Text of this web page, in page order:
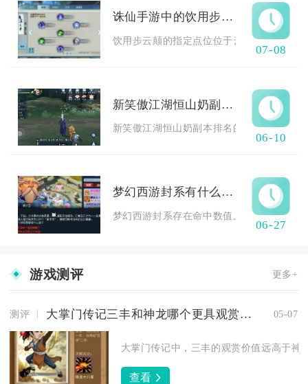
诛仙手游中的饮用步云颠在什么地方
饮用步云颠的指定点位位于云梦川地图空
07-08
新笑傲江湖恒山奶副本的排名有何意义
新笑傲江湖恒山奶副本排名的核心意义，
06-10
梦幻西游封系有什么限制条件
梦幻西游封系存在命中数值上限、战场封
06-27
游戏测评 更多+
测评 大掌门传记三丰和神龙哪个更具观赏价值 05-07
大掌门传记中，三丰的观赏价值远高于神
查看